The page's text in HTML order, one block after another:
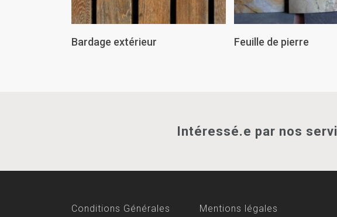
Lire La Suite
Bardage extérieur Lire La Suite
Feuille de pierre
Intéressé.e par nos
Conditions Générales Mentions légales